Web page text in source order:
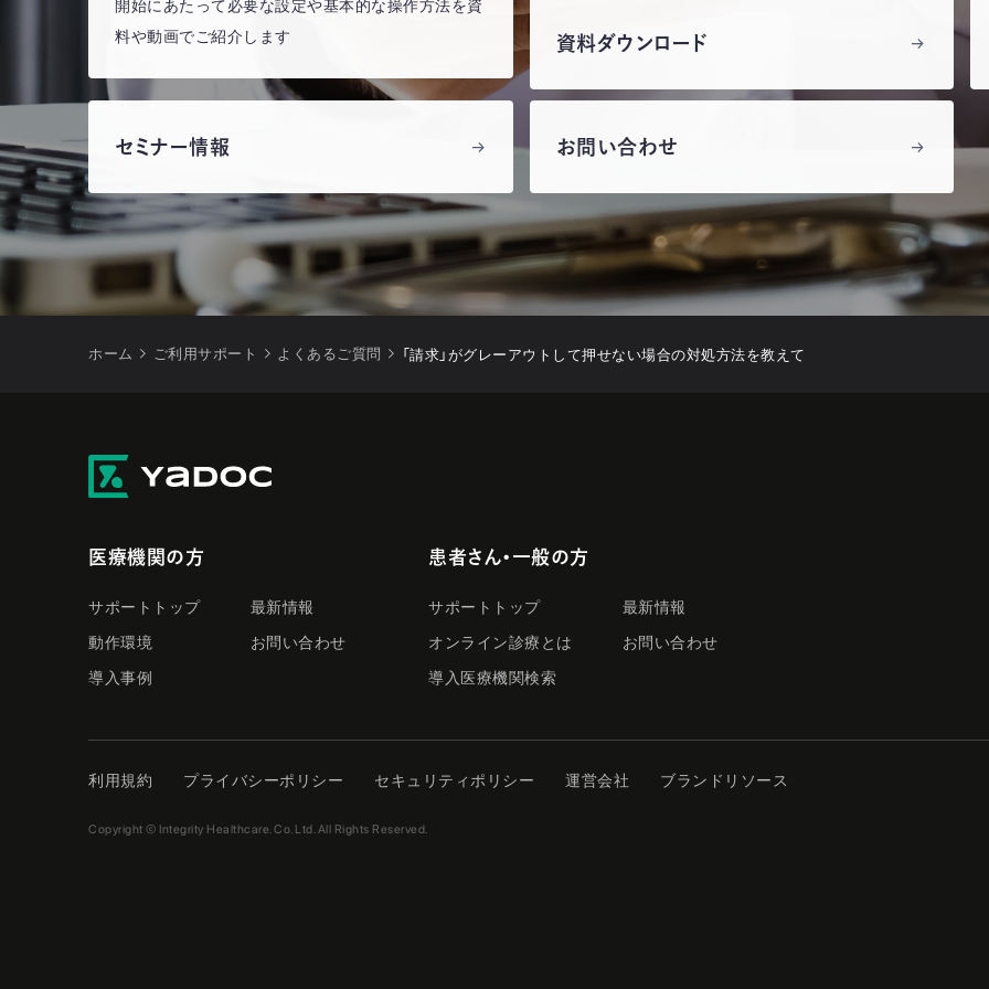
開始にあたって必要な設定や基本的な操作方法を資
料や動画でご紹介します
資料ダウンロード
セミナー情報 お問い合わせ
ホーム ご利用サポート よくあるご質問 「請求」がグレーアウトして押せない場合の対処方法を教えて
医療機関の方
サポートトップ
動作環境
導入事例
最新情報
お問い合わせ
患者さん・一般の方
サポートトップ
オンライン診療とは
導入医療機関検索
最新情報
お問い合わせ
利用規約 プライバシーポリシー セキュリティポリシー 運営会社 ブランドリソース
Copyright © Integrity Healthcare. Co. Ltd. All Rights Reserved.